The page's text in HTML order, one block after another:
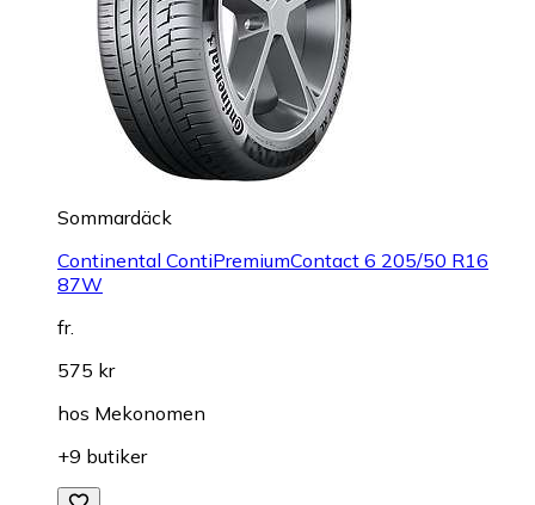
Sommardäck
Continental ContiPremiumContact 6 205/50 R16
87W
fr.
575 kr
hos Mekonomen
+9 butiker